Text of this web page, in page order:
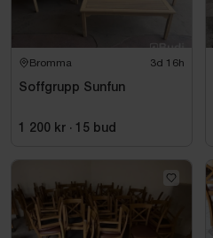
Bromma 3d 16h
Soffgrupp Sunfun
1 200 kr · 15 bud